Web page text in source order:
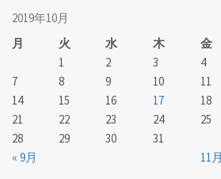
2019年10月
月
火 水 木 金
« 9月 11
1 2 3 4
7
8 9 10 11
14
15 16 17 18
21
22 23 24 25
28
29 30 31